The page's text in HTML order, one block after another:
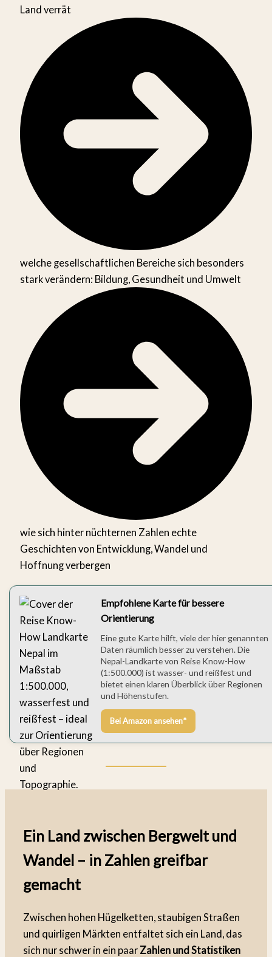
Land verrät
welche gesellschaftlichen Bereiche sich besonders
stark verändern: Bildung, Gesundheit und Umwelt
wie sich hinter nüchternen Zahlen echte
Geschichten von Entwicklung, Wandel und
Hoffnung verbergen
Empfohlene Karte für bessere
Orientierung
Eine gute Karte hilft, viele der hier genannten
Daten räumlich besser zu verstehen. Die
Nepal-Landkarte von Reise Know-How
(1:500.000) ist wasser- und reißfest und
bietet einen klaren Überblick über Regionen
und Höhenstufen.
Bei Amazon ansehen*
Ein Land zwischen Bergwelt und
Wandel – in Zahlen greifbar
gemacht
Zwischen hohen Hügelketten, staubigen Straßen
und quirligen Märkten entfaltet sich ein Land, das
sich nur schwer in ein paar Zahlen und Statistiken